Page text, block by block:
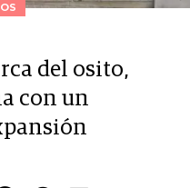
del osito,
con un